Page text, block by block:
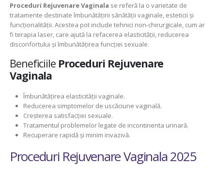
Proceduri Rejuvenare Vaginala se referă la o varietate de
tratamente destinate îmbunătățirii sănătății vaginale, esteticii și
funcționalității. Acestea pot include tehnici non-chirurgicale, cum ar
fi terapia laser, care ajută la refacerea elasticității, reducerea
disconfortului și îmbunătățirea funcției sexuale.
Beneficiile Proceduri Rejuvenare
Vaginala
Îmbunătățirea elasticității vaginale.
Reducerea simptomelor de uscăciune vaginală.
Creșterea satisfacției sexuale.
Tratamentul problemelor legate de incontinenta urinară.
Recuperare rapidă și minim invazivă.
Proceduri Rejuvenare Vaginala 2025